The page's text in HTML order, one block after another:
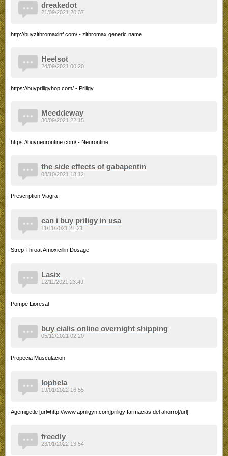
dreakedot
http://buyzithromaxinf.com/ - zithromax generic name
21/09/2021 20:37
Heelsot
https://buypriligyhop.com/ - Priligy
24/09/2021 00:20
Meeddeway
https://buyneurontine.com/ - Neurontine
30/09/2021 22:15
the side effects of gabapentin
Prescription Viagra
08/10/2021 18:12
can i buy priligy in usa
Strep Throat Amoxicillin Dosage
11/11/2021 21:21
Lasix
Pompe Lioresal
12/11/2021 23:49
buy cialis online overnight shipping
Propecia Musculacion
05/12/2021 02:20
lophela
Agemigetle [url=http://www.apriligyn.com]priligy farmacias del ahorro[/url]
19/01/2022 16:55
freedly
23/01/2022 13:54